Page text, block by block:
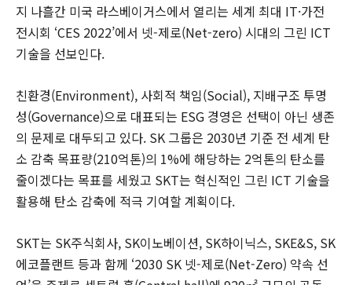
지 나흘간 미국 라스베이거스에서 열리는 세계 최대 IT·가전
전시회 ‘CES 2022’에서 넷-제로(Net-zero) 시대의 그린 ICT
기술을 선보인다.
친환경(Environment), 사회적 책임(Social), 지배구조 투명
성(Governance)으로 대표되는 ESG 경영은 선택이 아닌 생존
의 문제로 대두되고 있다. SK 그룹은 2030년 기준 전 세계 탄
소 감축 목표량(210억톤)의 1%에 해당하는 2억톤의 탄소를
줄이겠다는 목표를 세웠고 SKT는 혁신적인 그린 ICT 기술을
활용해 탄소 감축에 적극 기여할 계획이다.
SKT는 SK주식회사, SK이노베이션, SK하이닉스, SKE&S, SK
에코플랜트 등과 함께 ‘2030 SK 넷-제로(Net-Zero) 약속 선